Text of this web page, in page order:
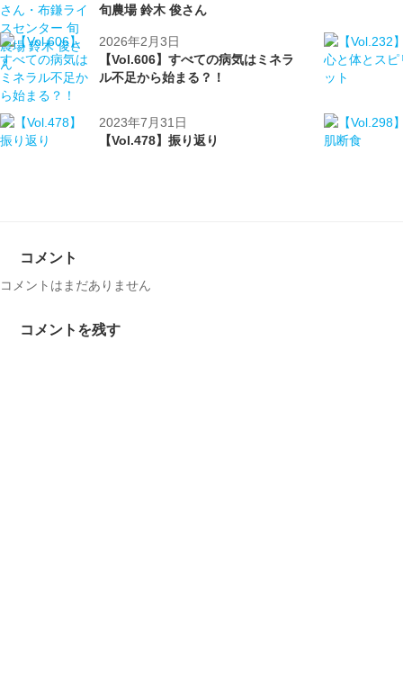
旬農場 鈴木 俊さん
2026年2月3日
【Vol.606】すべての病気はミネラ
ル不足から始まる？！
2023年7月31日
【Vol.478】振り返り
コメント
コメントはまだありません
コメントを残す